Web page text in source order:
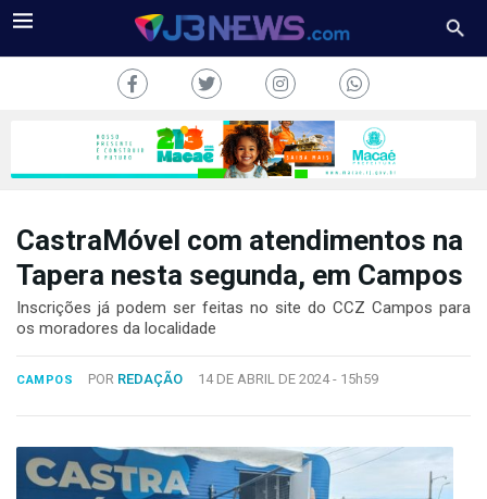
TV
CONOSCO
Copyright
2024
CastraMóvel com atendimentos na
Tapera nesta segunda, em Campos
Inscrições já podem ser feitas no site do CCZ Campos para
os moradores da localidade
CAMPOS POR REDAÇÃO 14 DE ABRIL DE 2024 - 15h59